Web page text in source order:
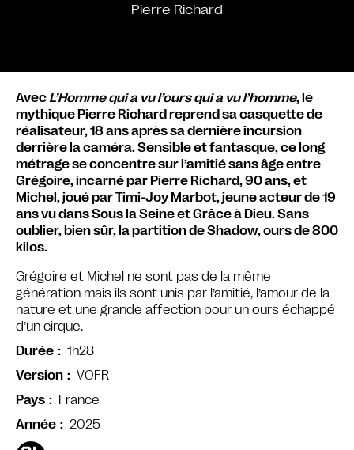
Pierre Richard
Avec L’Homme qui a vu l’ours qui a vu l’homme, le
mythique Pierre Richard reprend sa casquette de
réalisateur, 18 ans après sa dernière incursion
derrière la caméra. Sensible et fantasque, ce long
métrage se concentre sur l’amitié sans âge entre
Grégoire, incarné par Pierre Richard, 90 ans, et
Michel, joué par Timi-Joy Marbot, jeune acteur de 19
ans vu dans Sous la Seine et Grâce à Dieu. Sans
oublier, bien sûr, la partition de Shadow, ours de 800
kilos.
Grégoire et Michel ne sont pas de la même
génération mais ils sont unis par l’amitié, l’amour de la
nature et une grande affection pour un ours échappé
d’un cirque.
Durée
1h28
Version
VOFR
Pays
France
Année
2025